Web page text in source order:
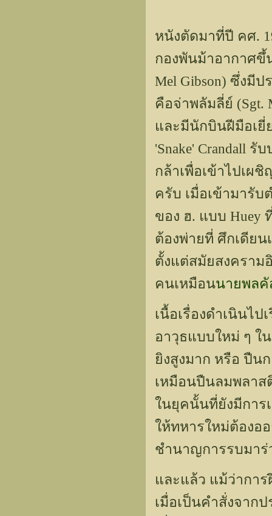
หนังตัดมาที่ปี คศ.
กองพันม้าอากาศขึ้
Mel Gibson) ซึ่งมี
คือจ่าพลัมลี่ย์ (Sgt.
และมีนักบินฝีมือเยี่
'Snake' Crandall
กล้าเพื่อเข้าไปเผ
ครับ เมื่อเข้ามารั
ของ ฮ. แบบ Huey
ต้องพ่ายที่ ศึกเดีย
ตั้งแต่สมัยสงคราม
คนเหมือนนายพลคั
เนื้อเรื่องดำเนินไ
อาวุธแบบใหม่ ๆ ใ
ยิงสูงมาก หรือ ปืน
เหมือนปืนลมพลาส
ในยุคนั้นที่ยังมีการ
ให้ทหารใหม่ต้องอ
ชำนาญการรบมาร่
และแล้ว แม้ว่ากา
เมื่อเป็นคำสั่งจาก